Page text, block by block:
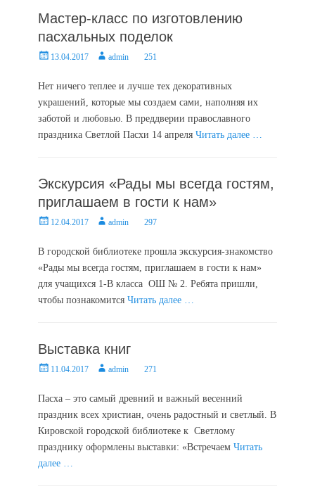
Мастер-класс по изготовлению
пасхальных поделок
Posted13.04.2017 Authoradmin 251
Нет ничего теплее и лучше тех декоративных
украшений, которые мы создаем сами, наполняя их
заботой и любовью. В преддверии православного
праздника Светлой Пасхи 14 апреля Читать далее …
Экскурсия «Рады мы всегда гостям,
приглашаем в гости к нам»
Posted12.04.2017 Authoradmin 297
В городской библиотеке прошла экскурсия-знакомство
«Рады мы всегда гостям, приглашаем в гости к нам»
для учащихся 1-В класса ОШ № 2. Ребята пришли,
чтобы познакомится Читать далее …
Выставка книг
Posted11.04.2017 Authoradmin 271
Пасха – это самый древний и важный весенний
праздник всех христиан, очень радостный и светлый. В
Кировской городской библиотеке к Светлому
празднику оформлены выставки: «Встречаем Читать
далее …